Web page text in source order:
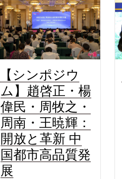
【シンポジウ
ム】趙啓正・楊
偉民・周牧之・
周南・王暁輝：
開放と革新 中
国都市高品質発
展